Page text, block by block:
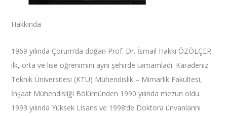
Hakkında
1969 yılında Çorum’da doğan Prof. Dr. İsmail Hakkı ÖZÖLÇER
ilk, orta ve lise öğrenimini aynı şehirde tamamladı. Karadeniz
Teknik Üniversitesi (KTÜ) Mühendislik – Mimarlık Fakültesi,
İnşaat Mühendisliği Bölümünden 1990 yılında mezun oldu.
1993 yılında Yüksek Lisans ve 1998’de Doktora ünvanlarını